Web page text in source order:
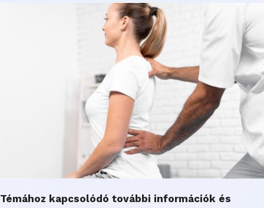
Témához kapcsolódó további információk és